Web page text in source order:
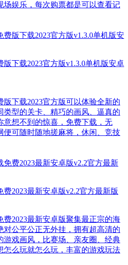
场娱乐，每次购票都是可以查看记
下载2023官方版v1.3.0单机版安卓
版下载2023官方版可以体验全新的
类型的关卡、精巧的画风、逼真的
意想不到的惊喜，免费下载，无
便可随时随地搓麻将，休闲、竞技
2023最新安卓版v2.2官方最新版
费2023最新安卓版聚集最正宗的海
对公平公正无外挂，拥有超高清的
游戏画风，比赛场、亲友圈、经典
怎么玩就怎么玩，丰富的游戏玩法